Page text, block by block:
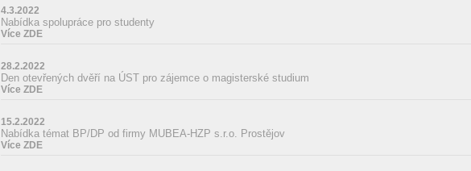
4.3.2022
Nabídka spolupráce pro studenty
Více ZDE
28.2.2022
Den otevřených dvěří na ÚST pro zájemce o magisterské studium
Více ZDE
15.2.2022
Nabídka témat BP/DP od firmy MUBEA-HZP s.r.o. Prostějov
Více ZDE